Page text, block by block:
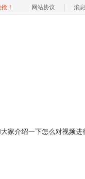
！ 网站协议 消息
家介绍一下怎么对视频